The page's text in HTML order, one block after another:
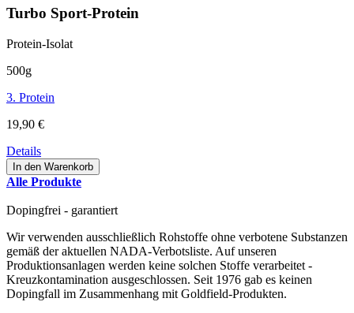
Turbo Sport-Protein
Protein-Isolat
500g
3. Protein
19,90 €
Details
In den Warenkorb
Alle Produkte
Dopingfrei - garantiert
Wir verwenden ausschließlich Rohstoffe ohne verbotene Substanzen
gemäß der aktuellen NADA-Verbotsliste. Auf unseren
Produktionsanlagen werden keine solchen Stoffe verarbeitet -
Kreuzkontamination ausgeschlossen. Seit 1976 gab es keinen
Dopingfall im Zusammenhang mit Goldfield-Produkten.